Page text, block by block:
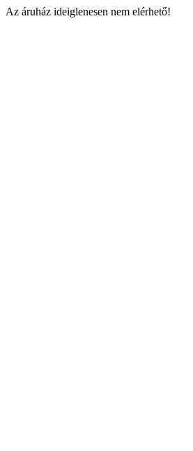
Az áruház ideiglenesen nem elérhető!